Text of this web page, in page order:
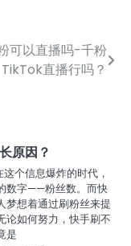
可以直播吗-千粉
TikTok直播行吗？
原因？
个信息爆炸的时代，
数字——粉丝数。而快
梦想着通过刷粉丝来提
论如何努力，快手刷不
是